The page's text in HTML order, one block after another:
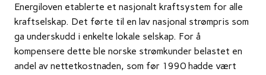
Energiloven etablerte et nasjonalt kraftsystem for alle
kraftselskap. Det førte til en lav nasjonal strømpris som
ga underskudd i enkelte lokale selskap. For å
kompensere dette ble norske strømkunder belastet en
andel av nettetkostnaden, som før 1990 hadde vært